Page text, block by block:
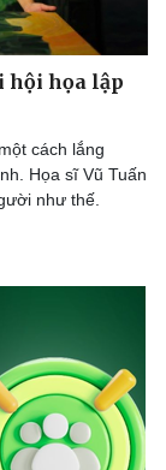
đình
hội họa lập
cách lắng
Họa sĩ Vũ Tuấn
như thế.